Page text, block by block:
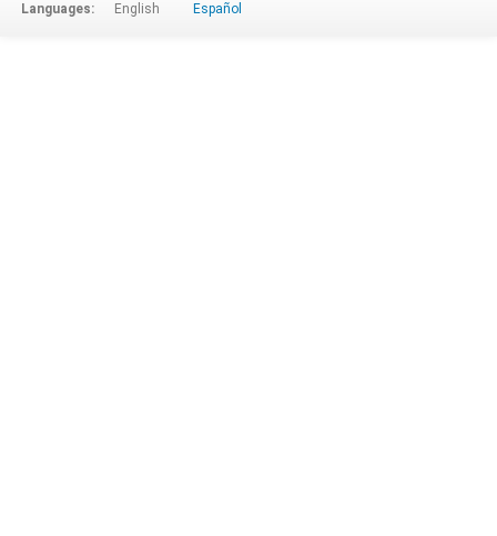
Languages: English Español